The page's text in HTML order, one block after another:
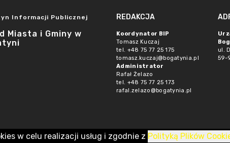
Informacji Publicznej
Miasta i Gminy w
REDAKCJA
Koordynator BIP
Tomasz Kuczaj
tel. +48 75 77 25 175
tomasz.kuczaj@bogatynia.pl
Administrator
Rafał Żelazo
tel. +48 75 77 25 173
rafal.zelazo@bogatynia.pl
ul.
59-
w celu realizacji usług i zgodnie z Polityką Plików